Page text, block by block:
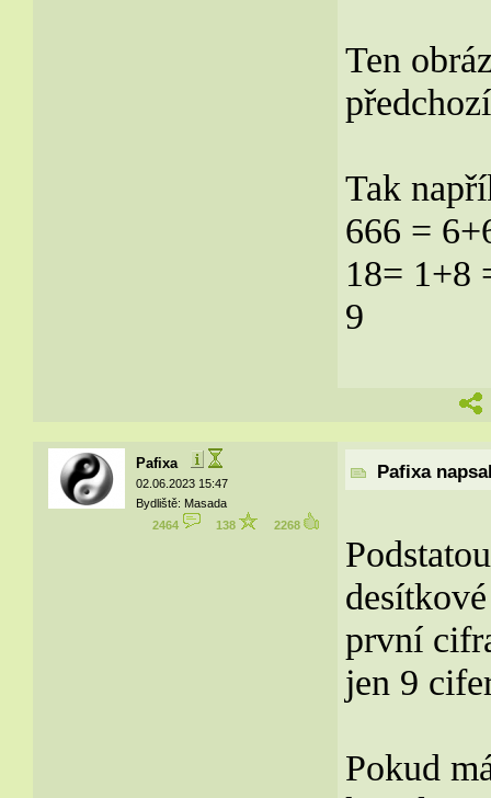
Ten
Tak
666 =
18= 1+8
9
Pafixa
02.06.2023 15:47
Bydliště: Masada
2464
138 2268
Pafixa
první
jen 9
Pokud